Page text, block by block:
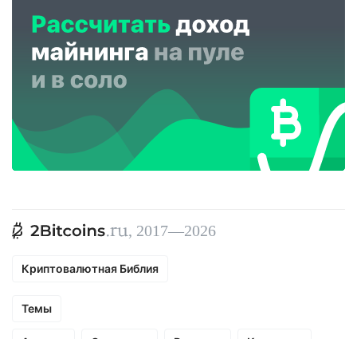
, 2017—2026
Криптовалютная Библия
Темы